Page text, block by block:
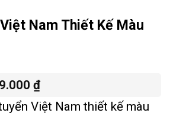
Nam Thiết Kế Màu
₫Giá
tại
Việt Nam thiết kế màu